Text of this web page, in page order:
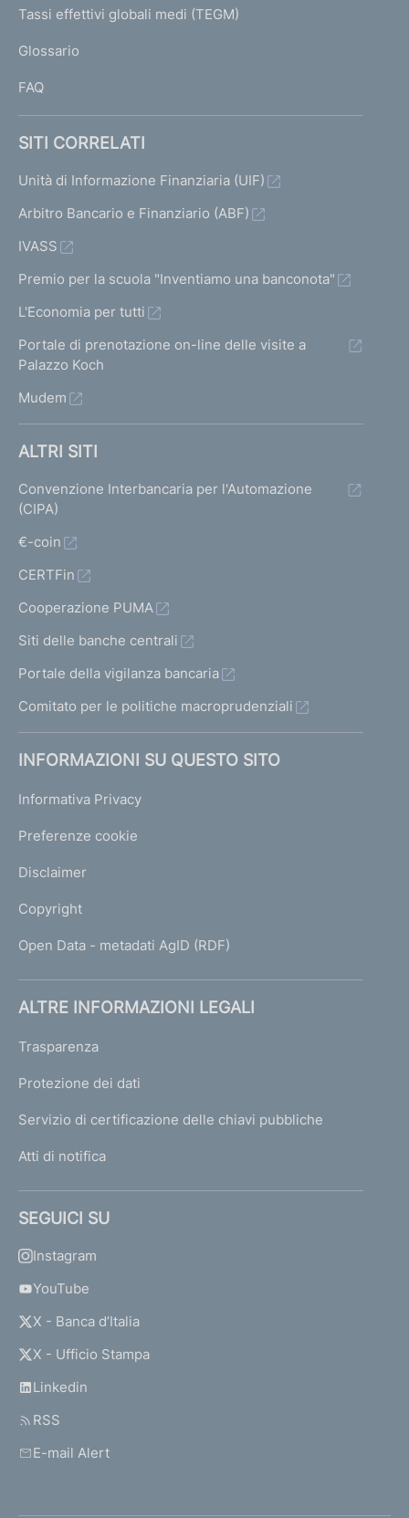
I
I
Tassi effettivi globali medi (TEGM)
Glossario
FAQ
SITI CORRELATI
Unità di Informazione Finanziaria (UIF)
Arbitro Bancario e Finanziario (ABF)
IVASS
Premio per la scuola "Inventiamo una banconota"
L'Economia per tutti
Portale di prenotazione on-line delle visite a
Palazzo Koch
Mudem
ALTRI SITI
Convenzione Interbancaria per l'Automazione
(CIPA)
€-coin
CERTFin
Cooperazione PUMA
Siti delle banche centrali
Portale della vigilanza bancaria
Comitato per le politiche macroprudenziali
INFORMAZIONI SU QUESTO SITO
Informativa Privacy
Preferenze cookie
Disclaimer
Copyright
Open Data - metadati AgID (RDF)
ALTRE INFORMAZIONI LEGALI
Trasparenza
Protezione dei dati
Servizio di certificazione delle chiavi pubbliche
Atti di notifica
SEGUICI SU
Instagram
YouTube
X - Banca d’Italia
X - Ufficio Stampa
Linkedin
RSS
E-mail Alert